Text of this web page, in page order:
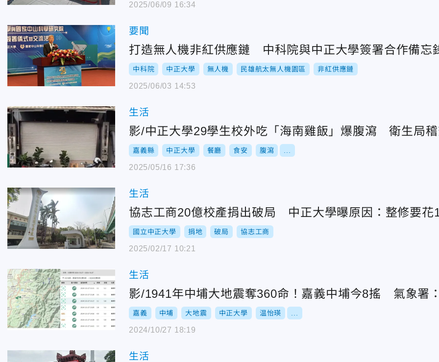
2025/06/09 16:34
要聞
打造無人機非紅供應鏈 中科院與中正大學簽署合作備忘
中科院 中正大學 無人機 民雄航太無人機園區 非紅供應鏈
2025/06/03 14:53
生活
影/中正大學29學生校外吃「海南雞飯」爆腹瀉 衛生局
嘉義縣 中正大學 餐廳 食安 腹瀉
2025/05/16 17:36
生活
協志工商20億校產捐出破局 中正大學曝原因：整修要花
國立中正大學 捐地 破局 協志工商
2025/02/17 10:21
生活
影/1941年中埔大地震奪360命！嘉義中埔今8搖 氣象署
嘉義 中埔 大地震 中正大學 温怡瑛
2024/10/27 18:19
生活